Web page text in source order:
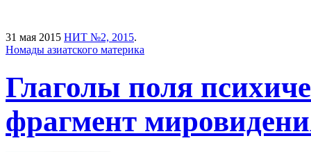
31 мая 2015 НИТ №2, 2015.
Номады азиатского материка
Глаголы поля
фрагмент